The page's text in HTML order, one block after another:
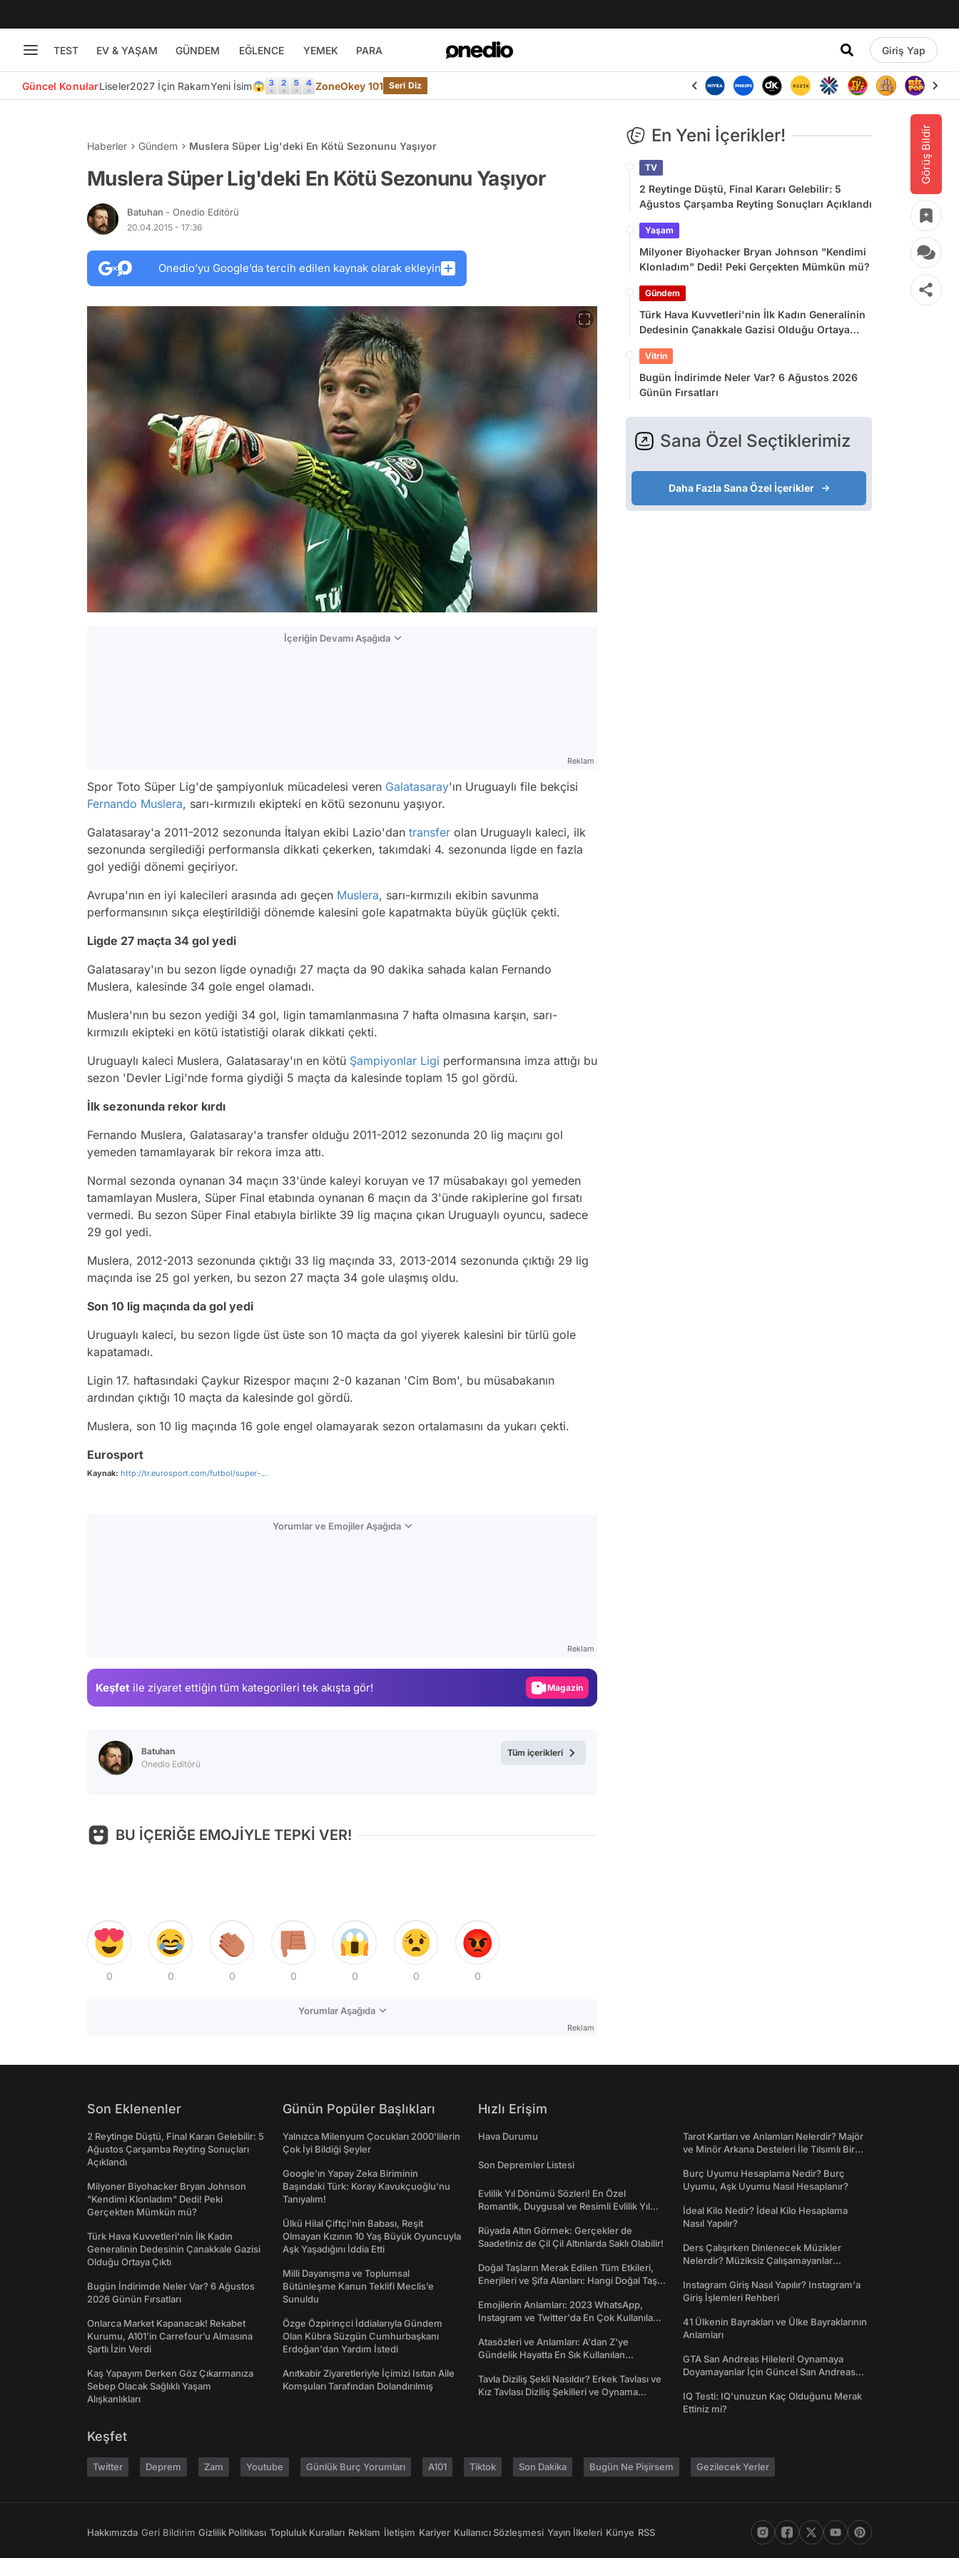
TEST EV & YAŞAM GÜNDEM EĞLENCE YEMEK PARA Giriş Yap
Güncel KonularLiseler2027 İçin RakamYeni İsim😱 ZoneOkey 101 Seri Diz
Görüş Bildir
Haberler Gündem Muslera Süper Lig'deki En Kötü Sezonunu Yaşıyor
Muslera Süper Lig'deki En Kötü Sezonunu Yaşıyor
Batuhan - Onedio Editörü
20.04.2015 - 17:36
Onedio’yu Google’da tercih edilen kaynak olarak ekleyin
İçeriğin Devamı Aşağıda
Reklam
Spor Toto Süper Lig'de şampiyonluk mücadelesi veren Galatasaray'ın Uruguaylı file bekçisi
Fernando Muslera, sarı-kırmızılı ekipteki en kötü sezonunu yaşıyor.
Galatasaray'a 2011-2012 sezonunda İtalyan ekibi Lazio'dan transfer olan Uruguaylı kaleci, ilk
sezonunda sergilediği performansla dikkati çekerken, takımdaki 4. sezonunda ligde en fazla
gol yediği dönemi geçiriyor.
Avrupa'nın en iyi kalecileri arasında adı geçen Muslera, sarı-kırmızılı ekibin savunma
performansının sıkça eleştirildiği dönemde kalesini gole kapatmakta büyük güçlük çekti.
Ligde 27 maçta 34 gol yedi
Galatasaray'ın bu sezon ligde oynadığı 27 maçta da 90 dakika sahada kalan Fernando
Muslera, kalesinde 34 gole engel olamadı.
Muslera'nın bu sezon yediği 34 gol, ligin tamamlanmasına 7 hafta olmasına karşın, sarı-
kırmızılı ekipteki en kötü istatistiği olarak dikkati çekti.
Uruguaylı kaleci Muslera, Galatasaray'ın en kötü Şampiyonlar Ligi performansına imza attığı bu
sezon 'Devler Ligi'nde forma giydiği 5 maçta da kalesinde toplam 15 gol gördü.
İlk sezonunda rekor kırdı
Fernando Muslera, Galatasaray'a transfer olduğu 2011-2012 sezonunda 20 lig maçını gol
yemeden tamamlayarak bir rekora imza attı.
Normal sezonda oynanan 34 maçın 33'ünde kaleyi koruyan ve 17 müsabakayı gol yemeden
tamamlayan Muslera, Süper Final etabında oynanan 6 maçın da 3'ünde rakiplerine gol fırsatı
vermedi. Bu sezon Süper Final etabıyla birlikte 39 lig maçına çıkan Uruguaylı oyuncu, sadece
29 gol yedi.
Muslera, 2012-2013 sezonunda çıktığı 33 lig maçında 33, 2013-2014 sezonunda çıktığı 29 lig
maçında ise 25 gol yerken, bu sezon 27 maçta 34 gole ulaşmış oldu.
Son 10 lig maçında da gol yedi
Uruguaylı kaleci, bu sezon ligde üst üste son 10 maçta da gol yiyerek kalesini bir türlü gole
kapatamadı.
Ligin 17. haftasındaki Çaykur Rizespor maçını 2-0 kazanan 'Cim Bom', bu müsabakanın
ardından çıktığı 10 maçta da kalesinde gol gördü.
Muslera, son 10 lig maçında 16 gole engel olamayarak sezon ortalamasını da yukarı çekti.
Eurosport
Kaynak: http://tr.eurosport.com/futbol/super-...
Yorumlar ve Emojiler Aşağıda
Reklam
Keşfet ile ziyaret ettiğin tüm kategorileri tek akışta gör! Magazin
Batuhan
Onedio Editörü
Tüm içerikleri
BU İÇERİĞE EMOJİYLE TEPKİ VER!
0 0 0 0 0 0 0
Yorumlar Aşağıda
Reklam
En Yeni İçerikler!
TV
2 Reytinge Düştü, Final Kararı Gelebilir: 5
Ağustos Çarşamba Reyting Sonuçları Açıklandı
Yaşam
Milyoner Biyohacker Bryan Johnson "Kendimi
Klonladım" Dedi! Peki Gerçekten Mümkün mü?
Gündem
Türk Hava Kuvvetleri'nin İlk Kadın Generalinin
Dedesinin Çanakkale Gazisi Olduğu Ortaya
Vitrin
Bugün İndirimde Neler Var? 6 Ağustos 2026
Günün Fırsatları
Sana Özel Seçtiklerimiz
Daha Fazla Sana Özel İçerikler
Son Eklenenler
2 Reytinge Düştü, Final Kararı Gelebilir: 5
Ağustos Çarşamba Reyting Sonuçları
Açıklandı
Milyoner Biyohacker Bryan Johnson
"Kendimi Klonladım" Dedi! Peki
Gerçekten Mümkün mü?
Türk Hava Kuvvetleri'nin İlk Kadın
Generalinin Dedesinin Çanakkale Gazisi
Olduğu Ortaya Çıktı
Bugün İndirimde Neler Var? 6 Ağustos
2026 Günün Fırsatları
Onlarca Market Kapanacak! Rekabet
Kurumu, A101’in Carrefour’u Almasına
Şartlı İzin Verdi
Kaş Yapayım Derken Göz Çıkarmanıza
Sebep Olacak Sağlıklı Yaşam
Alışkanlıkları
Günün Popüler Başlıkları
Yalnızca Milenyum Çocukları 2000'lilerin
Çok İyi Bildiği Şeyler
Google'ın Yapay Zeka Biriminin
Başındaki Türk: Koray Kavukçuoğlu'nu
Tanıyalım!
Ülkü Hilal Çiftçi'nin Babası, Reşit
Olmayan Kızının 10 Yaş Büyük Oyuncuyla
Aşk Yaşadığını İddia Etti
Milli Dayanışma ve Toplumsal
Bütünleşme Kanun Teklifi Meclis’e
Sunuldu
Özge Özpirinçci İddialarıyla Gündem
Olan Kübra Süzgün Cumhurbaşkanı
Erdoğan'dan Yardım İstedi
Anıtkabir Ziyaretleriyle İçimizi Isıtan Aile
Komşuları Tarafından Dolandırılmış
Hızlı Erişim
Hava Durumu
Son Depremler Listesi
Evlilik Yıl Dönümü Sözleri! En Özel
Romantik, Duygusal ve Resimli Evlilik Yıl
Rüyada Altın Görmek: Gerçekler de
Saadetiniz de Çil Çil Altınlarda Saklı Olabilir!
Doğal Taşların Merak Edilen Tüm Etkileri,
Enerjileri ve Şifa Alanları: Hangi Doğal Taş
Emojilerin Anlamları: 2023 WhatsApp,
Instagram ve Twitter'da En Çok Kullanılan
Atasözleri ve Anlamları: A'dan Z'ye
Gündelik Hayatta En Sık Kullanılan
Tavla Diziliş Şekli Nasıldır? Erkek Tavlası ve
Kız Tavlası Diziliş Şekilleri ve Oynama
Tarot Kartları ve Anlamları Nelerdir? Majör
ve Minör Arkana Desteleri İle Tılsımlı Bir
Burç Uyumu Hesaplama Nedir? Burç
Uyumu, Aşk Uyumu Nasıl Hesaplanır?
İdeal Kilo Nedir? İdeal Kilo Hesaplama
Nasıl Yapılır?
Ders Çalışırken Dinlenecek Müzikler
Nelerdir? Müziksiz Çalışamayanlar
Instagram Giriş Nasıl Yapılır? Instagram'a
Giriş İşlemleri Rehberi
41 Ülkenin Bayrakları ve Ülke Bayraklarının
Anlamları
GTA San Andreas Hileleri! Oynamaya
Doyamayanlar İçin Güncel San Andreas
IQ Testi: IQ'unuzun Kaç Olduğunu Merak
Ettiniz mi?
Keşfet
Twitter Deprem Zam Youtube Günlük Burç Yorumları A101 Tiktok Son Dakika Bugün Ne Pişirsem Gezilecek Yerler
Hakkımızda Geri Bildirim Gizlilik Politikası Topluluk Kuralları Reklam İletişim Kariyer Kullanıcı Sözleşmesi Yayın İlkeleri Künye RSS